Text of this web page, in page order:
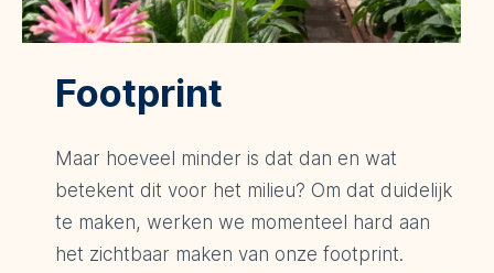
Footprint
Maar hoeveel minder is dat dan en wat
betekent dit voor het milieu? Om dat duidelijk
te maken, werken we momenteel hard aan
het zichtbaar maken van onze footprint.